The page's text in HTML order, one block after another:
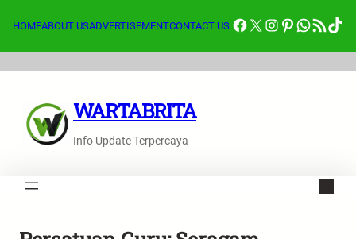
HOMEABOUT USADVERTISEMENTCONTACT US Facebook
X Instagram
Pinterest
Feed RSS
WARTABRITA
Info Update Terpercaya